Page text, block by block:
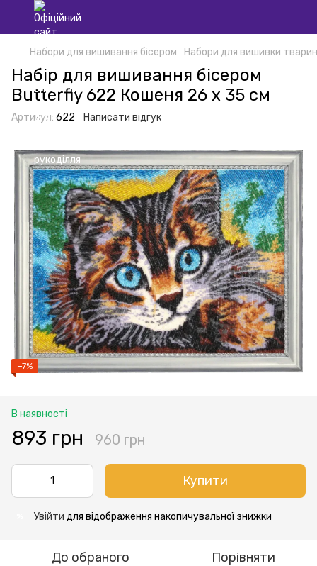
Набори для вишивання бісером Набори для вишивки
Набір для вишивання бісером
Butterfly 622 Кошеня 26 х 35 см
Артикул: 622 Написати відгук
−7%
В наявності
893 грн 960 грн
Купити
Увійти для відображення накопичувальної знижки
До обраного Порівняти